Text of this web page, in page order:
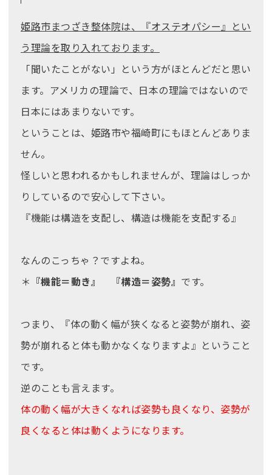
姫路市まつざき整体院は、『オステオパシー』とい
う理論を取り入れております。
「聞いたことがない」という方がほとんどだと思い
ます。アメリカの理論で、日本の理論ではないので
日本にはあまりないです。
ということは、姫路市や福崎町にもほとんどありま
せん。
怪しいと思われるかもしれませんが、理論はしっか
りしているので安心して下さい。
『機能は構造を支配し、構造は機能を支配する』
なんのこっちゃ？ですよね。
＊ 『機能＝動き』 『構造＝姿勢』 です。
つまり、『体の動く幅が狭くなると姿勢が崩れ、姿
勢が崩れると体も動かなくなりますよ』ということ
です。
逆のことも言えます。
体の動く幅が大きくなれば姿勢も良くなり、姿勢が
良くなると体は動くようになります。